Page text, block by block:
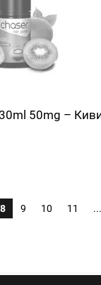
50mg –
8 9 10 11 ...